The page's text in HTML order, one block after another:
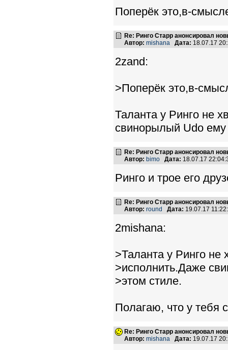
Поперёк это,в-
Re: Ринго Старр анонсировал
Автор: mishana Дата: 18.07.17
2zand:
>Поперёк это,в-
Таланта у Ринго не
свинорылый Udo ему
Re: Ринго Старр анонсировал
Автор: bimo Дата: 18.07.17
Ринго и трое его
Re: Ринго Старр анонсировал
Автор: round Дата: 19.07.17
2mishana:
>Таланта у Ринго не
>исполнить.Даже
>этом стиле.
Полагаю, что у тебя
Re: Ринго Старр анонсировал
Автор: mishana Дата: 19.07.17